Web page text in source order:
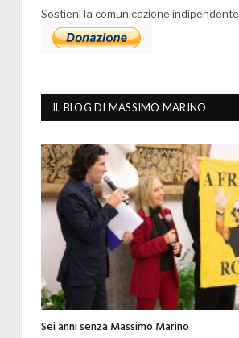
Sostieni la comunicazione indipendente
IL BLOG DI MASSIMO MARINO
Sei anni senza Massimo Marino